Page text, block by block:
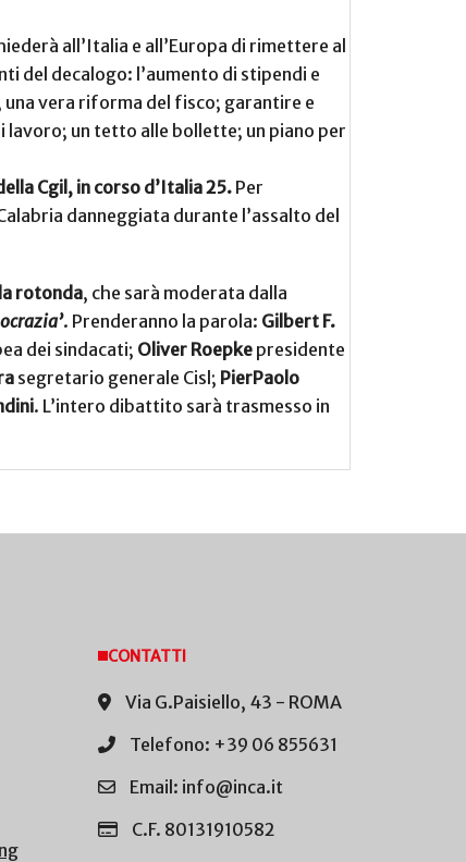
all’Italia e all’Europa di rimettere al
del decalogo: l’aumento di stipendi e
vera riforma del fisco; garantire e
lavoro; un tetto alle bollette; un piano per
Cgil, in corso d’Italia 25. Per
danneggiata durante l’assalto del
rotonda, che sarà moderata dalla
. Prenderanno la parola: Gilbert F.
dei sindacati; Oliver Roepke presidente
segretario generale Cisl; PierPaolo
. L’intero dibattito sarà trasmesso in
CONTATTI
Via G.Paisiello, 43 - ROMA
Telefono: +39 06 855631
Email: info@inca.it
C.F. 80131910582